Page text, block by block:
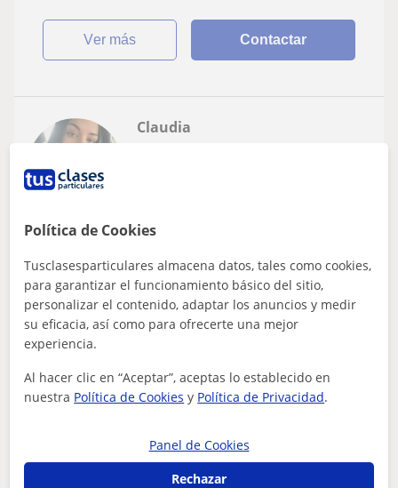
ver más Contactar
Claudia
Cubas De La Sagra, Casarrubue...
Lengua Castellana y Literatura
Profesora de Lengua Castellana e Inglés
apto para todas las edades y niveles.
Actualmente soy una estudiante de magisterio de
carrera. Tengo experiencia dando clases...
Contactar
Política de Cookies
Tusclasesparticulares almacena datos, tales como cookies,
para garantizar el funcionamiento básico del sitio,
personalizar el contenido, adaptar los anuncios y medir
su eficacia, así como para ofrecerte una mejor
experiencia.
Al hacer clic en “Aceptar”, aceptas lo establecido en
nuestra Política de Cookies y Política de Privacidad.
Panel de Cookies
Rechazar